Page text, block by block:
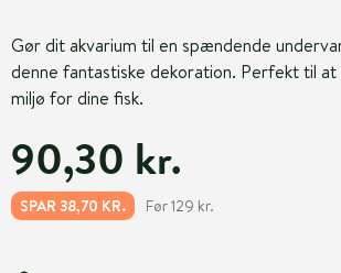
Gør dit akvarium til en spændende
denne fantastiske dekoration. Perfekt til at
miljø for dine fisk.
90,30 kr.
SPAR 38,70 KR. Før 129 kr.